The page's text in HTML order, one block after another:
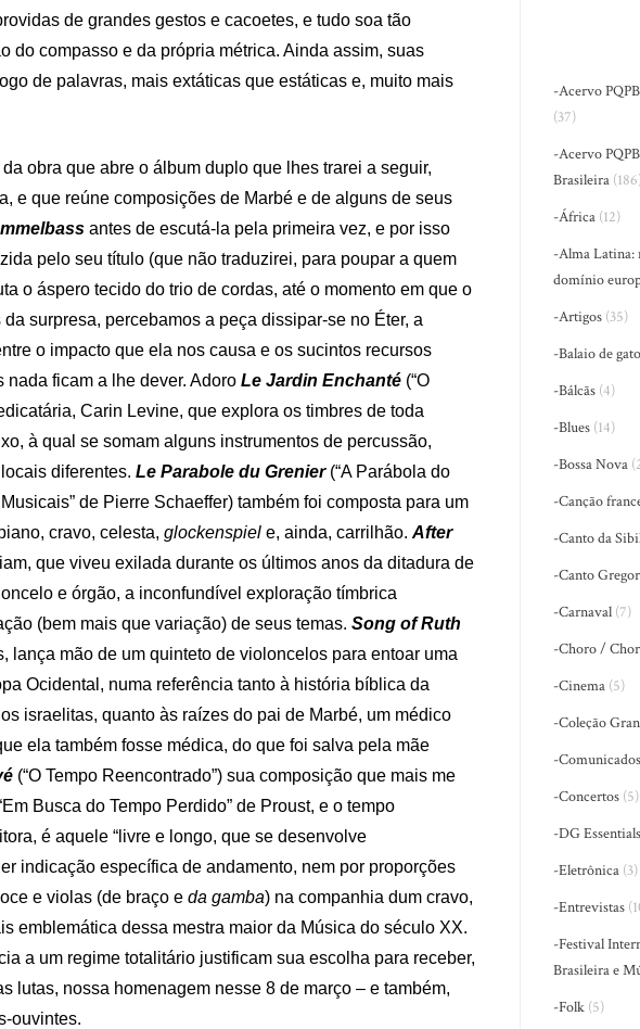
de grandes gestos e cacoetes, e tudo soa tão
do compasso e da própria métrica. Ainda assim, suas
de palavras, mais extáticas que estáticas e, muito mais
obra que abre o álbum duplo que lhes trarei a seguir,
e que reúne composições de Marbé e de alguns de seus
antes de escutá-la pela primeira vez, e por isso
pelo seu título (que não traduzirei, para poupar a quem
o áspero tecido do trio de cordas, até o momento em que o
surpresa, percebamos a peça dissipar-se no Éter, a
o impacto que ela nos causa e os sucintos recursos
ficam a lhe dever. Adoro Le Jardin Enchanté (“O
Carin Levine, que explora os timbres de toda
à qual se somam alguns instrumentos de percussão,
diferentes. Le Parabole du Grenier (“A Parábola do
de Pierre Schaeffer) também foi composta para um
cravo, celesta, glockenspiel e, ainda, carrilhão. After
que viveu exilada durante os últimos anos da ditadura de
e órgão, a inconfundível exploração tímbrica
(bem mais que variação) de seus temas. Song of Ruth
lança mão de um quinteto de violoncelos para entoar uma
Ocidental, numa referência tanto à história bíblica da
israelitas, quanto às raízes do pai de Marbé, um médico
ela também fosse médica, do que foi salva pela mãe
(“O Tempo Reencontrado”) sua composição que mais me
Busca do Tempo Perdido” de Proust, e o tempo
é aquele “livre e longo, que se desenvolve
indicação específica de andamento, nem por proporções
e violas (de braço e da gamba) na companhia dum cravo,
emblemática dessa mestra maior da Música do século XX.
a um regime totalitário justificam sua escolha para receber,
lutas, nossa homenagem nesse 8 de março – e também,
ouvintes.
-Acervo
(37)
-Acervo
Brasileira
-África (12)
-Alma Latina:
domínio
-Artigos (35)
-Balaio de
-Bálcãs (4)
-Blues (14)
-Bossa Nova
-Canção
-Canto da
-Canto
-Carnaval (7)
-Choro /
-Cinema (5)
-Coleção
-
-Concertos (5)
-DG Essentials
-Eletrônica (3)
-Entrevistas
-Festival
Brasileira e
-Folk (5)